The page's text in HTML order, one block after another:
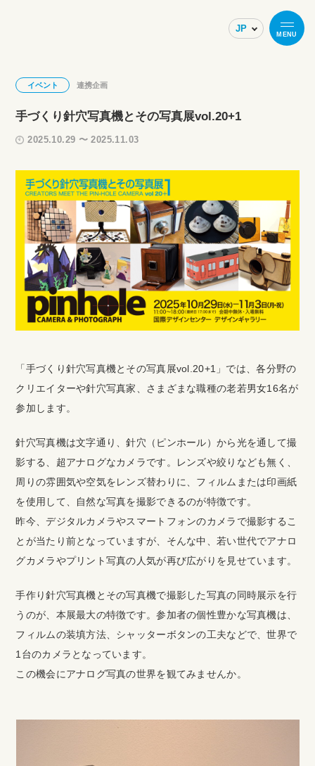
MENU
イベント 連携企画
手づくり針穴写真機とその写真展vol.20+1
2025.10.29 〜 2025.11.03
「手づくり針穴写真機とその写真展vol.20+1」では、各分野の
クリエイターや針穴写真家、さまざまな職種の老若男女16名が
参加します。
針穴写真機は文字通り、針穴（ピンホール）から光を通して撮
影する、超アナログなカメラです。レンズや絞りなども無く、
周りの雰囲気や空気をレンズ替わりに、フィルムまたは印画紙
を使用して、自然な写真を撮影できるのが特徴です。
昨今、デジタルカメラやスマートフォンのカメラで撮影するこ
とが当たり前となっていますが、そんな中、若い世代でアナロ
グカメラやプリント写真の人気が再び広がりを見せています。
手作り針穴写真機とその写真機で撮影した写真の同時展示を行
うのが、本展最大の特徴です。参加者の個性豊かな写真機は、
フィルムの装填方法、シャッターボタンの工夫などで、世界で
1台のカメラとなっています。
この機会にアナログ写真の世界を観てみませんか。